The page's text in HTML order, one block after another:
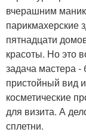
вчерашним
парикмахерские
пятнадцати
красоты. Но это
задача мастера -
пристойный вид
косметические
для визита. А
сплетни.